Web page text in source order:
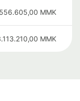
MMK
MMK